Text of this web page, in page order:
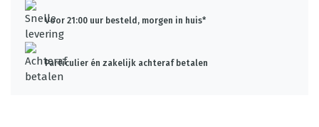
Voor 21:00 uur besteld, morgen in huis*
Particulier én zakelijk achteraf betalen